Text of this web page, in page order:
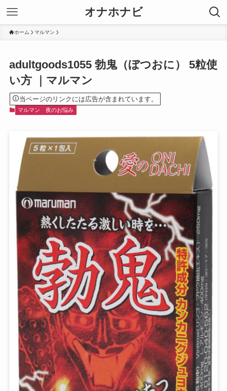
オナホナビ
ホーム マルマン
adultgoods1055 勃鬼（ぼつおに） 5粒使
い方 ｜マルマン
当ページのリンクには広告が含まれています。
マルマン 夜のお悩み